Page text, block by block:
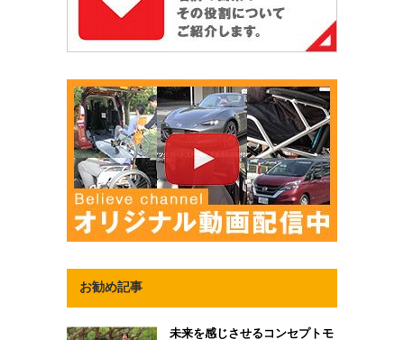
お勧め記事
未来を感じさせるコンセプトモ